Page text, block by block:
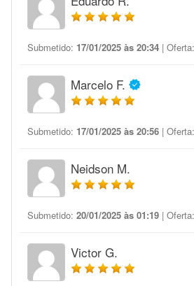
Submetido: 17/01/2025 às 20:34 | Oferta:
Marcelo F.
Submetido: 17/01/2025 às 20:56 | Oferta:
Neidson M.
Submetido: 20/01/2025 às 01:19 | Oferta:
Victor G.